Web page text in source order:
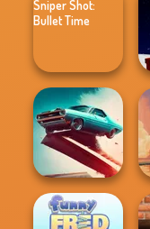
Sniper Shot:
Bullet Time